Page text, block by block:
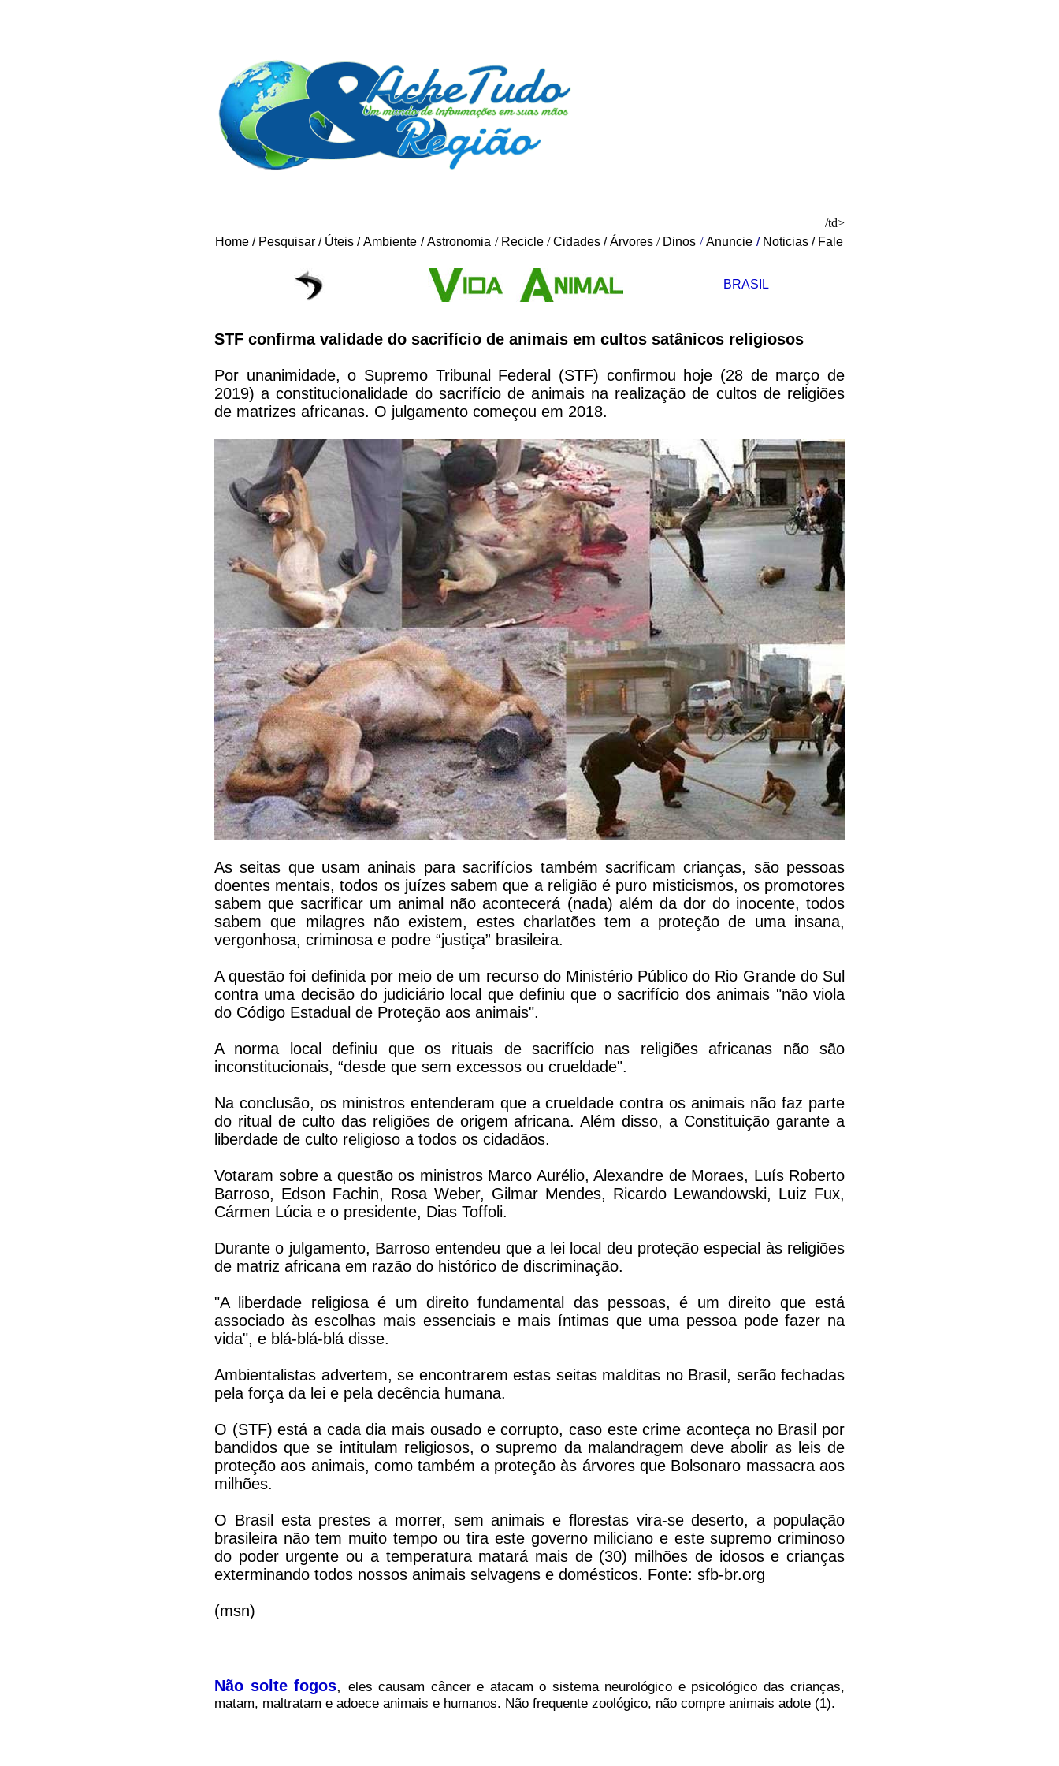
/td>
Home / Pesquisar / Úteis /Ambiente /Astronomia / Recicle /Cidades /Árvores / Dinos /Anuncie / Noticias / Fale
BRASIL
STF confirma validade do sacrifício de animais em cultos satânicos religiosos
Por unanimidade, o Supremo Tribunal Federal (STF) confirmou hoje (28 de março de
2019) a constitucionalidade do sacrifício de animais na realização de cultos de religiões
de matrizes africanas. O julgamento começou em 2018.
As seitas que usam aninais para sacrifícios também sacrificam crianças, são pessoas
doentes mentais, todos os juízes sabem que a religião é puro misticismos, os promotores
sabem que sacrificar um animal não acontecerá (nada) além da dor do inocente, todos
sabem que milagres não existem, estes charlatões tem a proteção de uma insana,
vergonhosa, criminosa e podre “justiça” brasileira.
A questão foi definida por meio de um recurso do Ministério Público do Rio Grande do Sul
contra uma decisão do judiciário local que definiu que o sacrifício dos animais "não viola
do Código Estadual de Proteção aos animais".
A norma local definiu que os rituais de sacrifício nas religiões africanas não são
inconstitucionais, “desde que sem excessos ou crueldade".
Na conclusão, os ministros entenderam que a crueldade contra os animais não faz parte
do ritual de culto das religiões de origem africana. Além disso, a Constituição garante a
liberdade de culto religioso a todos os cidadãos.
Votaram sobre a questão os ministros Marco Aurélio, Alexandre de Moraes, Luís Roberto
Barroso, Edson Fachin, Rosa Weber, Gilmar Mendes, Ricardo Lewandowski, Luiz Fux,
Cármen Lúcia e o presidente, Dias Toffoli.
Durante o julgamento, Barroso entendeu que a lei local deu proteção especial às religiões
de matriz africana em razão do histórico de discriminação.
"A liberdade religiosa é um direito fundamental das pessoas, é um direito que está
associado às escolhas mais essenciais e mais íntimas que uma pessoa pode fazer na
vida", e blá-blá-blá disse.
Ambientalistas advertem, se encontrarem estas seitas malditas no Brasil, serão fechadas
pela força da lei e pela decência humana.
O (STF) está a cada dia mais ousado e corrupto, caso este crime aconteça no Brasil por
bandidos que se intitulam religiosos, o supremo da malandragem deve abolir as leis de
proteção aos animais, como também a proteção às árvores que Bolsonaro massacra aos
milhões.
O Brasil esta prestes a morrer, sem animais e florestas vira-se deserto, a população
brasileira não tem muito tempo ou tira este governo miliciano e este supremo criminoso
do poder urgente ou a temperatura matará mais de (30) milhões de idosos e crianças
exterminando todos nossos animais selvagens e domésticos. Fonte: sfb-br.org
(msn)
Não solte fogos, eles causam câncer e atacam o sistema neurológico e psicológico das crianças,
matam, maltratam e adoece animais e humanos. Não frequente zoológico, não compre animais adote (1).